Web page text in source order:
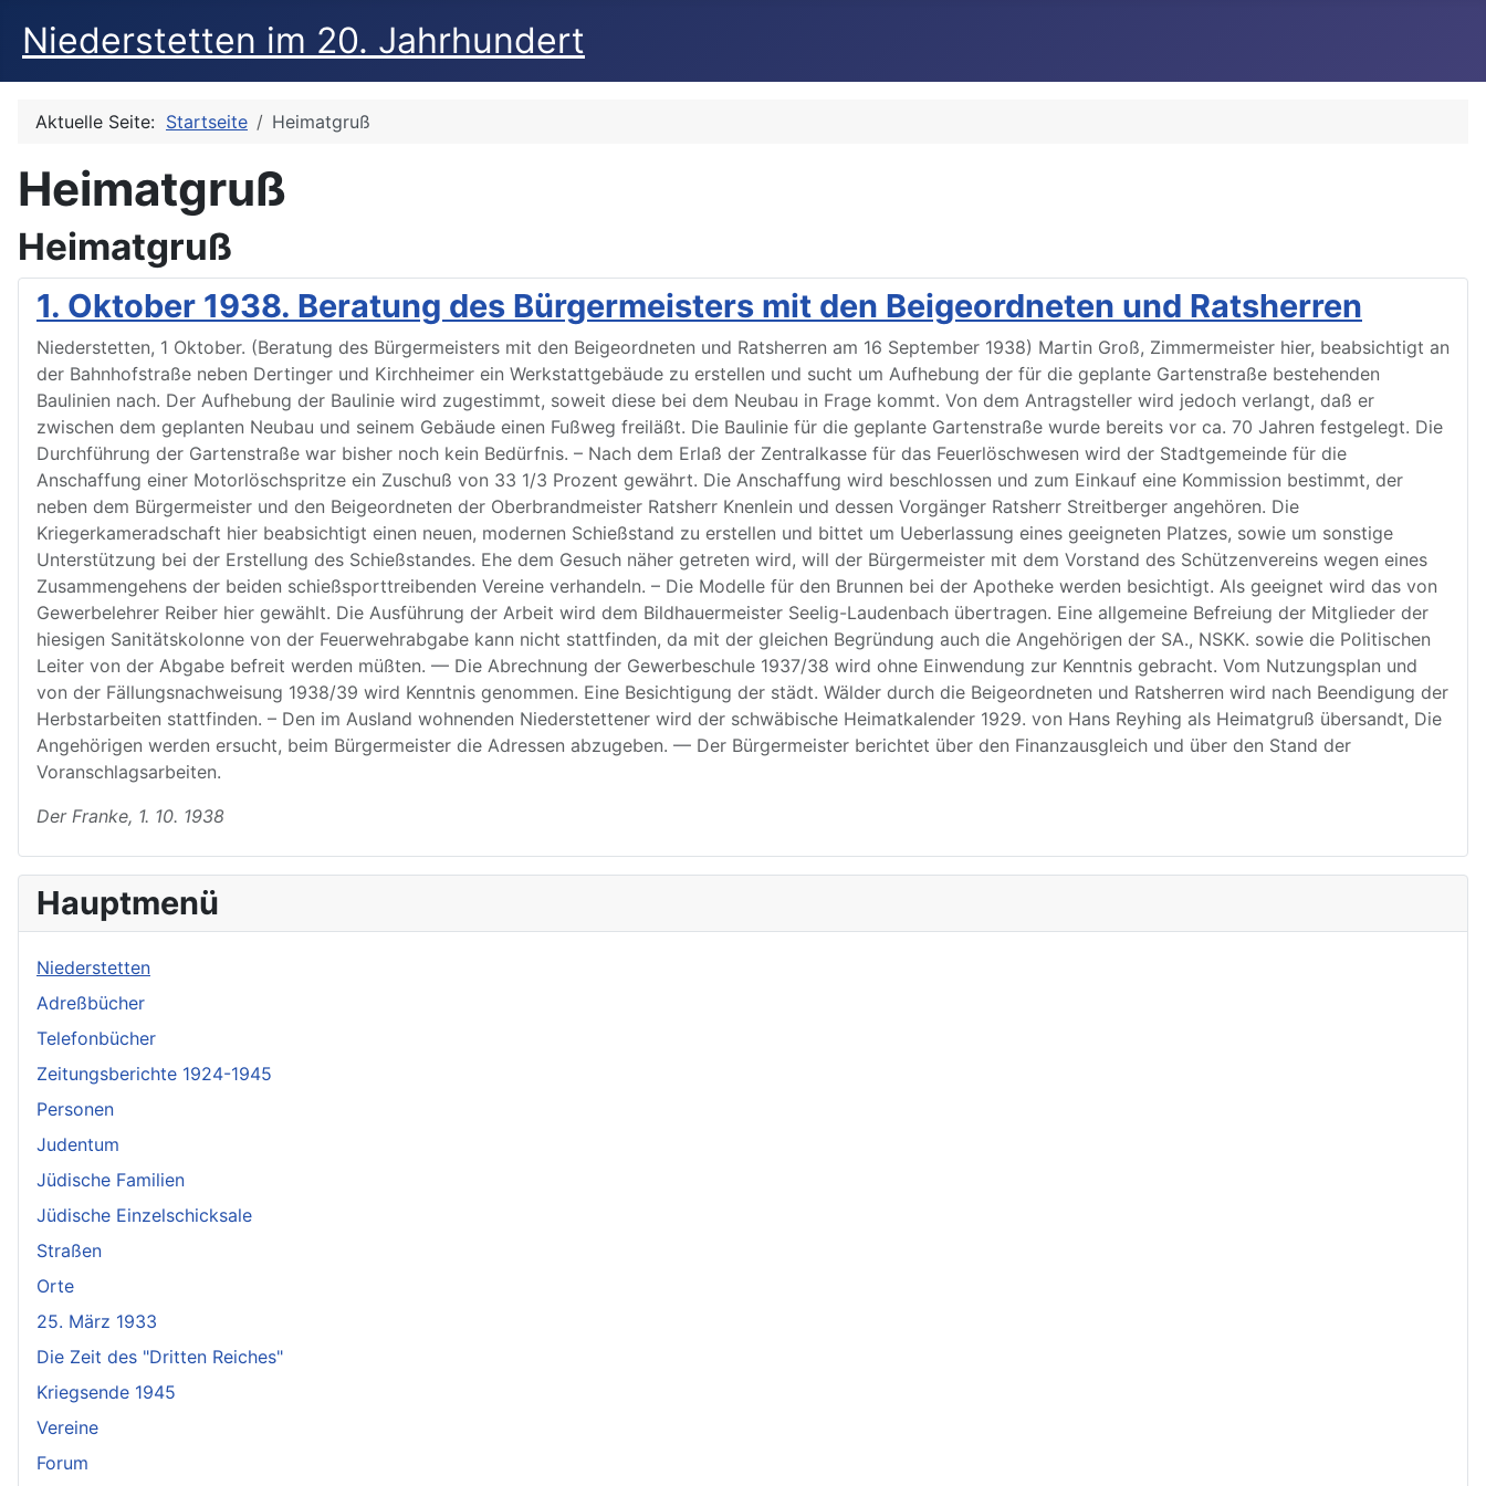
Niederstetten im 20. Jahrhundert
Aktuelle Seite: Startseite Heimatgruß
Heimatgruß
Heimatgruß
1. Oktober 1938. Beratung des Bürgermeisters mit den Beigeordneten und Ratsherren
Niederstetten, 1 Oktober. (Beratung des Bürgermeisters mit den Beigeordneten und Ratsherren am 16 September 1938) Martin Groß, Zimmermeister hier, beabsichtigt an
der Bahnhofstraße neben Dertinger und Kirchheimer ein Werkstattgebäude zu erstellen und sucht um Aufhebung der für die geplante Gartenstraße bestehenden
Baulinien nach. Der Aufhebung der Baulinie wird zugestimmt, soweit diese bei dem Neubau in Frage kommt. Von dem Antragsteller wird jedoch verlangt, daß er
zwischen dem geplanten Neubau und seinem Gebäude einen Fußweg freiläßt. Die Baulinie für die geplante Gartenstraße wurde bereits vor ca. 70 Jahren festgelegt. Die
Durchführung der Gartenstraße war bisher noch kein Bedürfnis. – Nach dem Erlaß der Zentralkasse für das Feuerlöschwesen wird der Stadtgemeinde für die
Anschaffung einer Motorlöschspritze ein Zuschuß von 33 1/3 Prozent gewährt. Die Anschaffung wird beschlossen und zum Einkauf eine Kommission bestimmt, der
neben dem Bürgermeister und den Beigeordneten der Oberbrandmeister Ratsherr Knenlein und dessen Vorgänger Ratsherr Streitberger angehören. Die
Kriegerkameradschaft hier beabsichtigt einen neuen, modernen Schießstand zu erstellen und bittet um Ueberlassung eines geeigneten Platzes, sowie um sonstige
Unterstützung bei der Erstellung des Schießstandes. Ehe dem Gesuch näher getreten wird, will der Bürgermeister mit dem Vorstand des Schützenvereins wegen eines
Zusammengehens der beiden schießsporttreibenden Vereine verhandeln. – Die Modelle für den Brunnen bei der Apotheke werden besichtigt. Als geeignet wird das von
Gewerbelehrer Reiber hier gewählt. Die Ausführung der Arbeit wird dem Bildhauermeister Seelig-Laudenbach übertragen. Eine allgemeine Befreiung der Mitglieder der
hiesigen Sanitätskolonne von der Feuerwehrabgabe kann nicht stattfinden, da mit der gleichen Begründung auch die Angehörigen der SA., NSKK. sowie die Politischen
Leiter von der Abgabe befreit werden müßten. — Die Abrechnung der Gewerbeschule 1937/38 wird ohne Einwendung zur Kenntnis gebracht. Vom Nutzungsplan und
von der Fällungsnachweisung 1938/39 wird Kenntnis genommen. Eine Besichtigung der städt. Wälder durch die Beigeordneten und Ratsherren wird nach Beendigung der
Herbstarbeiten stattfinden. – Den im Ausland wohnenden Niederstettener wird der schwäbische Heimatkalender 1929. von Hans Reyhing als Heimatgruß übersandt, Die
Angehörigen werden ersucht, beim Bürgermeister die Adressen abzugeben. — Der Bürgermeister berichtet über den Finanzausgleich und über den Stand der
Voranschlagsarbeiten.
Der Franke, 1. 10. 1938
Hauptmenü
Niederstetten
Adreßbücher
Telefonbücher
Zeitungsberichte 1924-1945
Personen
Judentum
Jüdische Familien
Jüdische Einzelschicksale
Straßen
Orte
25. März 1933
Die Zeit des "Dritten Reiches"
Kriegsende 1945
Vereine
Forum